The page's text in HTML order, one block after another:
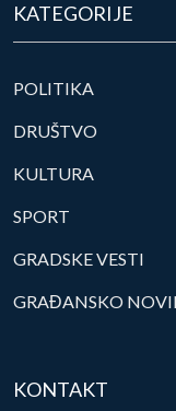
KATEGORIJE
POLITIKA
DRUŠTVO
KULTURA
SPORT
GRADSKE VESTI
GRAĐANSKO
KONTAKT